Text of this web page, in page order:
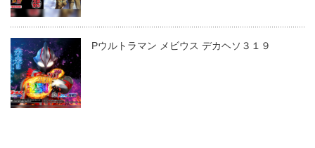
Pウルトラマン メビウス デカヘソ３１９